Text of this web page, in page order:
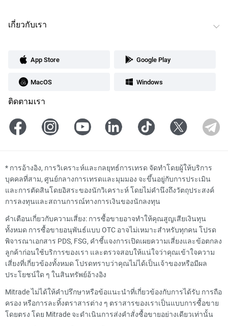
เกี่ยวกับเรา
App Store Google Play
MacOS Windows
ติดตามเรา
* การอ้างอิง, การวิเคราะห์และกลยุทธ์การเทรด จัดทำโดยผู้ให้บริการ
บุคคลที่สาม, ศูนย์กลางการเทรดและมุมมอง จะขึ้นอยู่กับการประเมิน
และการตัดสินโดยอิสระของนักวิเคราะห์ โดยไม่คำนึงถึงวัตถุประสงค์
การลงทุนและสถานการณ์ทางการเงินของนักลงทุน
คำเตือนเกี่ยวกับความเสี่ยง: การซื้อขายอาจทำให้คุณสูญเสียเงินทุน
ทั้งหมด การซื้อขายอนุพันธ์แบบ OTC อาจไม่เหมาะสำหรับทุกคน โปรด
พิจารณาเอกสาร PDS, FSG, คำชี้แจงการเปิดเผยความเสี่ยงและข้อตกลง
ลูกค้าก่อนใช้บริการของเรา และตรวจสอบให้แน่ใจว่าคุณเข้าใจความ
เสี่ยงที่เกี่ยวข้องทั้งหมด โปรดทราบว่าคุณไม่ได้เป็นเจ้าของหรือมีผล
ประโยชน์ใด ๆ ในสินทรัพย์อ้างอิง
Mitrade ไม่ได้ให้คำปรึกษาหรือข้อแนะนำที่เกี่ยวข้องกับการได้รับ การถือ
ครอง หรือการละทิ้งตราสารต่าง ๆ ตราสารของเราเป็นแบบการซื้อขาย
โดยตรง โดย Mitrade จะดำเนินการส่งคำสั่งซื้อขายอย่างเดียวเท่านั้น